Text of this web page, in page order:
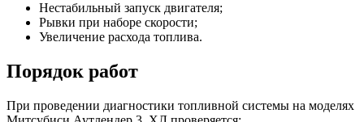
Нестабильный запуск двигателя;
Рывки при наборе скорости;
Увеличение расхода топлива.
Порядок работ
При проведении диагностики топливной системы на моделях